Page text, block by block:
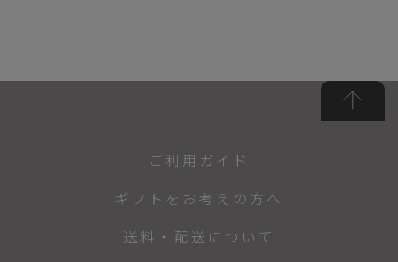
ご利用ガイド
ギフトをお考えの方へ
送料・配送について